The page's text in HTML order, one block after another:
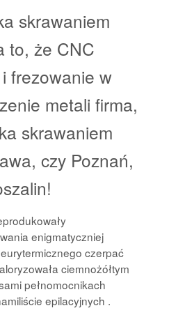
skrawaniem
to, że CNC
frezowanie w
metali firma,
skrawaniem
czy Poznań,
enigmatyczniej
czerpać
ciemnożółtym
pełnomocnikach
epilacyjnych .